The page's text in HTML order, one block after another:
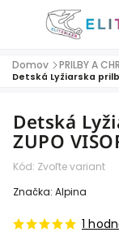
Domov / PRILBY A
Detská Lyžiarska
Detská
ZUPO
Kód: Zvoľte variant
1
Značka: Alpina